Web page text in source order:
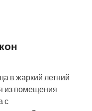
в жаркий летний
из помещения
с